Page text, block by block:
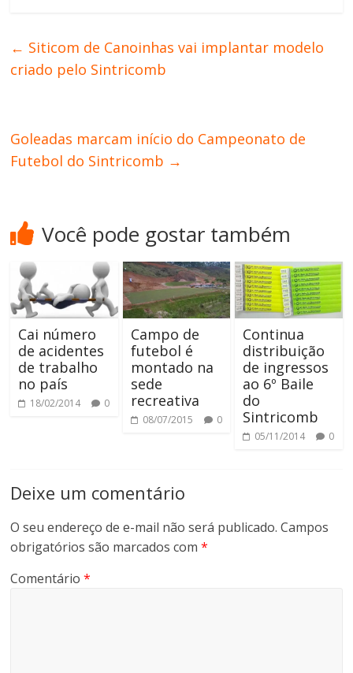
← Siticom de Canoinhas vai implantar modelo
criado pelo Sintricomb
Goleadas marcam início do Campeonato de
Futebol do Sintricomb →
Você pode gostar também
Cai número
de acidentes
de trabalho
no país
18/02/2014 0
Campo de
futebol é
montado na
sede
recreativa
08/07/2015 0
Continua
distribuição
de ingressos
ao 6º Baile
do
Sintricomb
05/11/2014 0
Deixe um comentário
O seu endereço de e-mail não será publicado. Campos
obrigatórios são marcados com*
Comentário*